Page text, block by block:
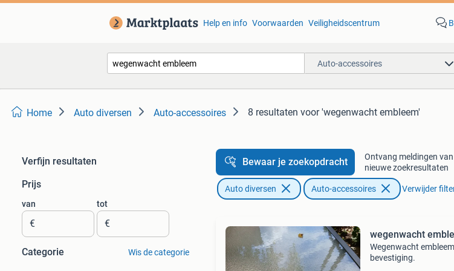
Help en info Voorwaarden Veiligheidscentrum
Auto-accessoires
Home Auto diversen Auto-accessoires 8 resultaten voor 'wegenwacht embleem'
Verfijn resultaten
Prijs
van
€
tot
€
Categorie Wis de categorie
Bewaar je zoekopdracht
Ontvang meldingen van
nieuwe zoekresultaten
Auto diversen Auto-accessoires Verwijder
wegenwacht
Wegenwacht
bevestiging.